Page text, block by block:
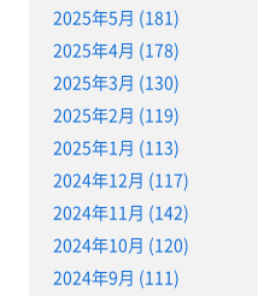
2025年5月 (181)
2025年4月 (178)
2025年3月 (130)
2025年2月 (119)
2025年1月 (113)
2024年12月 (117)
2024年11月 (142)
2024年10月 (120)
2024年9月 (111)